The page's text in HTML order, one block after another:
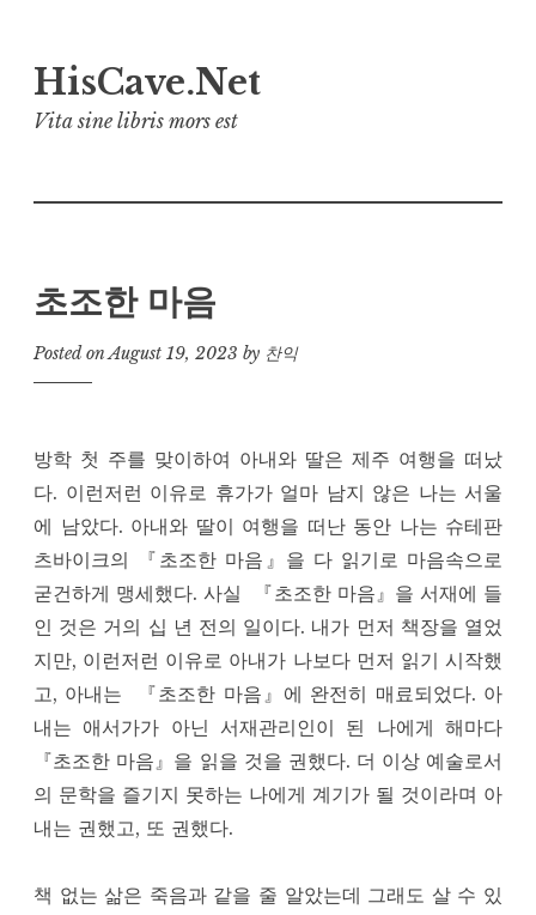
to
content
HisCave.Net
Vita sine libris mors est
초조한 마음
Posted onAugust 19, 2023 by 찬익
방학 첫 주를 맞이하여 아내와 딸은 제주 여행을 떠났
다. 이런저런 이유로 휴가가 얼마 남지 않은 나는 서울
에 남았다. 아내와 딸이 여행을 떠난 동안 나는 슈테판
츠바이크의 『초조한 마음』을 다 읽기로 마음속으로
굳건하게 맹세했다. 사실
『초조한 마음』을 서재에 들
인 것은 거의 십 년 전의 일이다. 내가 먼저 책장을 열었
지만, 이런저런 이유로 아내가 나보다 먼저 읽기 시작했
고, 아내는
『초조한 마음』에 완전히 매료되었다. 아
내는 애서가가 아닌 서재관리인이 된 나에게 해마다
『초조한 마음』을 읽을 것을 권했다. 더 이상 예술로서
의 문학을 즐기지 못하는 나에게 계기가 될 것이라며 아
내는 권했고, 또 권했다.
책 없는 삶은 죽음과 같을 줄 알았는데 그래도 살 수 있